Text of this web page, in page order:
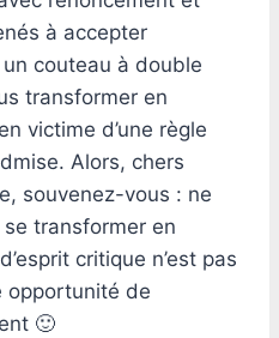
à accepter
un couteau à double
transformer en
victime d’une règle
Alors, chers
souvenez-vous : ne
transformer en
critique n’est pas
opportunité de
🙂